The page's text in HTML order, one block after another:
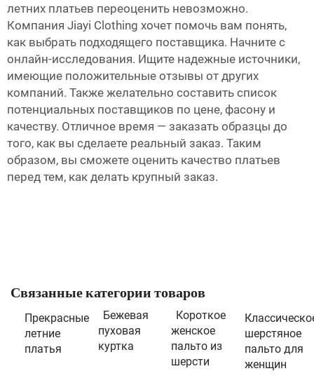
летних платьев переоценить невозможно.
Компания Jiayi Clothing хочет помочь вам понять,
как выбрать подходящего поставщика. Начните с
онлайн-исследования. Ищите надежные источники,
имеющие положительные отзывы от других
компаний. Также желательно составить список
потенциальных поставщиков по цене, фасону и
качеству. Отличное время — заказать образцы до
того, как вы сделаете реальный заказ. Таким
образом, вы сможете оценить качество платьев
перед тем, как делать крупный заказ.
Связанные категории товаров
Прекрасные
летние
платья
Бежевая
пуховая
куртка
Короткое
женское
пальто из
шерсти
шерстяное
пальто для
женщин